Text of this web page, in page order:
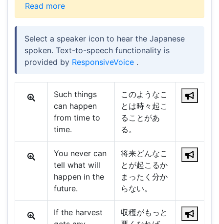
Read more
Select a speaker icon to hear the Japanese
spoken. Text-to-speech functionality is
provided by ResponsiveVoice .
Such things
can happen
from time to
time.
このようなこ
とは時々起こ
ることがあ
る。
You never can
tell what will
happen in the
future.
将来どんなこ
とが起こるか
まったく分か
らない。
If the harvest
収穫がもっと